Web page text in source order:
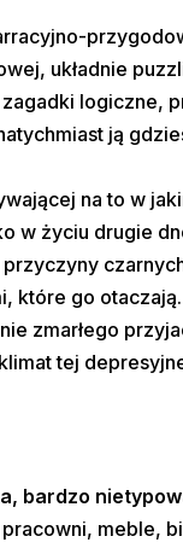
układnie
logiczne,
ją
na to w
w życiu drugie
które go
zmarłego
tej
bardzo
meble,